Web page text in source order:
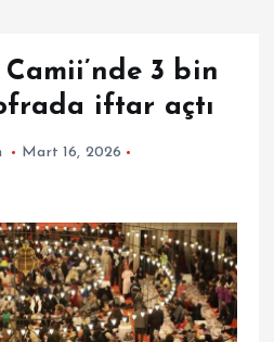
3 bin
iftar açtı
Mart 16, 2026